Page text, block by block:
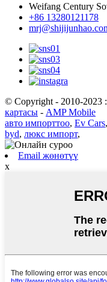
Weifang Century
+86 13280121178
© Copyright - 2010-2023
картасы - AMP Mobile
авто импорттоо, Ev Cars,
byd, люкс импорт,
Email жөнөтүү
x